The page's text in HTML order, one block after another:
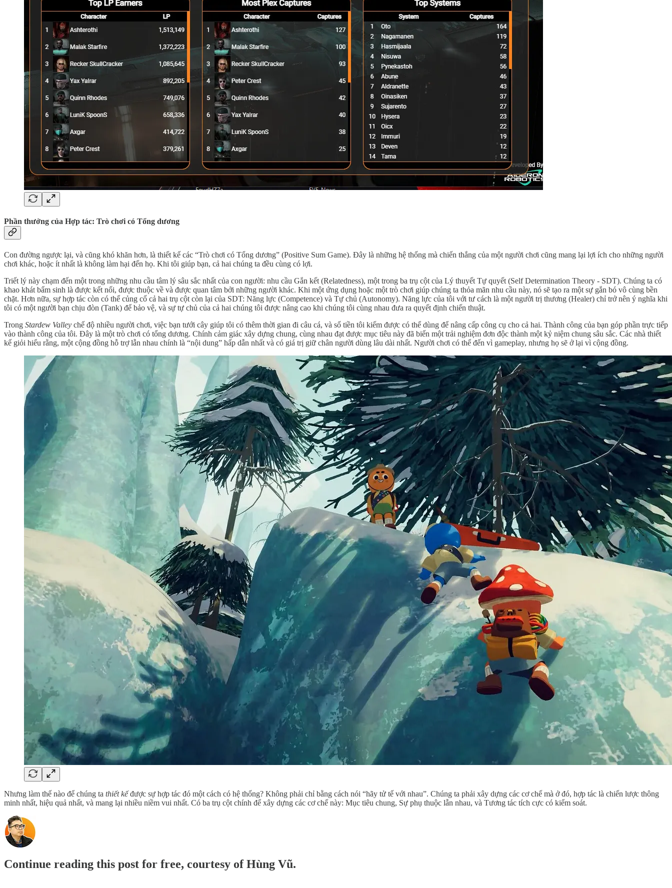
Phần thưởng của Hợp tác: Trò chơi có Tổng dương
Con đường ngược lại, và cũng khó khăn hơn, là thiết kế các “Trò chơi có Tổng dương” (Positive Sum Game). Đây là những hệ thống mà chiến thắng của một người chơi cũng mang lại lợi ích cho những người
chơi khác, hoặc ít nhất là không làm hại đến họ. Khi tôi giúp bạn, cả hai chúng ta đều cùng có lợi.
Triết lý này chạm đến một trong những nhu cầu tâm lý sâu sắc nhất của con người: nhu cầu Gắn kết (Relatedness), một trong ba trụ cột của Lý thuyết Tự quyết (Self Determination Theory - SDT). Chúng ta có
khao khát bẩm sinh là được kết nối, được thuộc về và được quan tâm bởi những người khác. Khi một ứng dụng hoặc một trò chơi giúp chúng ta thỏa mãn nhu cầu này, nó sẽ tạo ra một sự gắn bó vô cùng bền
chặt. Hơn nữa, sự hợp tác còn có thể củng cố cả hai trụ cột còn lại của SDT: Năng lực (Competence) và Tự chủ (Autonomy). Năng lực của tôi với tư cách là một người trị thương (Healer) chỉ trở nên ý nghĩa khi
tôi có một người bạn chịu đòn (Tank) để bảo vệ, và sự tự chủ của cả hai chúng tôi được nâng cao khi chúng tôi cùng nhau đưa ra quyết định chiến thuật.
Trong Stardew Valley chế độ nhiều người chơi, việc bạn tưới cây giúp tôi có thêm thời gian đi câu cá, và số tiền tôi kiếm được có thể dùng để nâng cấp công cụ cho cả hai. Thành công của bạn góp phần trực tiếp
vào thành công của tôi. Đây là một trò chơi có tổng dương. Chính cảm giác xây dựng chung, cùng nhau đạt được mục tiêu này đã biến một trải nghiệm đơn độc thành một kỷ niệm chung sâu sắc. Các nhà thiết
kế giỏi hiểu rằng, một cộng đồng hỗ trợ lẫn nhau chính là “nội dung” hấp dẫn nhất và có giá trị giữ chân người dùng lâu dài nhất. Người chơi có thể đến vì gameplay, nhưng họ sẽ ở lại vì cộng đồng.
Nhưng làm thế nào để chúng ta thiết kếđược sự hợp tác đó một cách có hệ thống? Không phải chỉ bằng cách nói “hãy tử tế với nhau”. Chúng ta phải xây dựng các cơ chế mà ở đó, hợp tác là chiến lược thông
minh nhất, hiệu quả nhất, và mang lại nhiều niềm vui nhất. Có ba trụ cột chính để xây dựng các cơ chế này: Mục tiêu chung, Sự phụ thuộc lẫn nhau, và Tương tác tích cực có kiểm soát.
Continue reading this post for free, courtesy of Hùng Vũ.